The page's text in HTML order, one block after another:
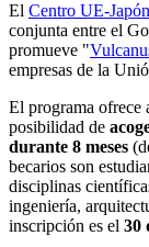
El Centro UE-
conjunta entre el
promueve "
empresas de la
El programa ofrece
posibilidad de
durante 8 meses
becarios son
disciplinas
ingeniería,
inscripción es el 30